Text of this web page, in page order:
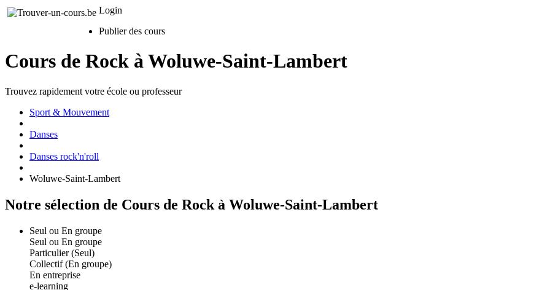
Login
Publier des cours
Cours de Rock à Woluwe-Saint-Lambert
Trouvez rapidement votre école ou professeur
Sport & Mouvement
Danses
Danses rock'n'roll
Woluwe-Saint-Lambert
Notre sélection de Cours de Rock à Woluwe-Saint-Lambert
Seul ou En groupe
Seul ou En groupe
Particulier (Seul)
Collectif (En groupe)
En entreprise
e-learning